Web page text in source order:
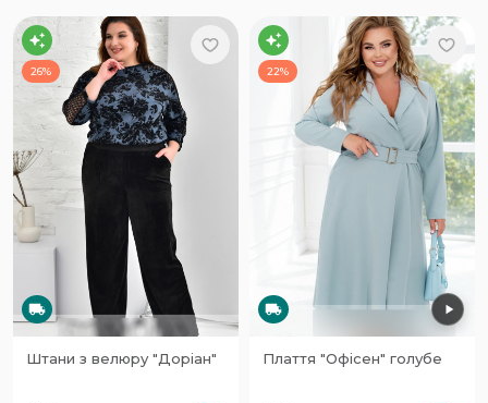
26%
Штани з велюру "Доріан"
22%
Плаття "Офісен" голубе